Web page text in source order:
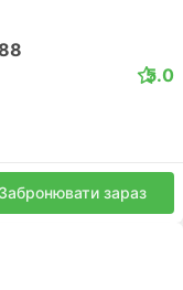
5.0
Забронювати зараз